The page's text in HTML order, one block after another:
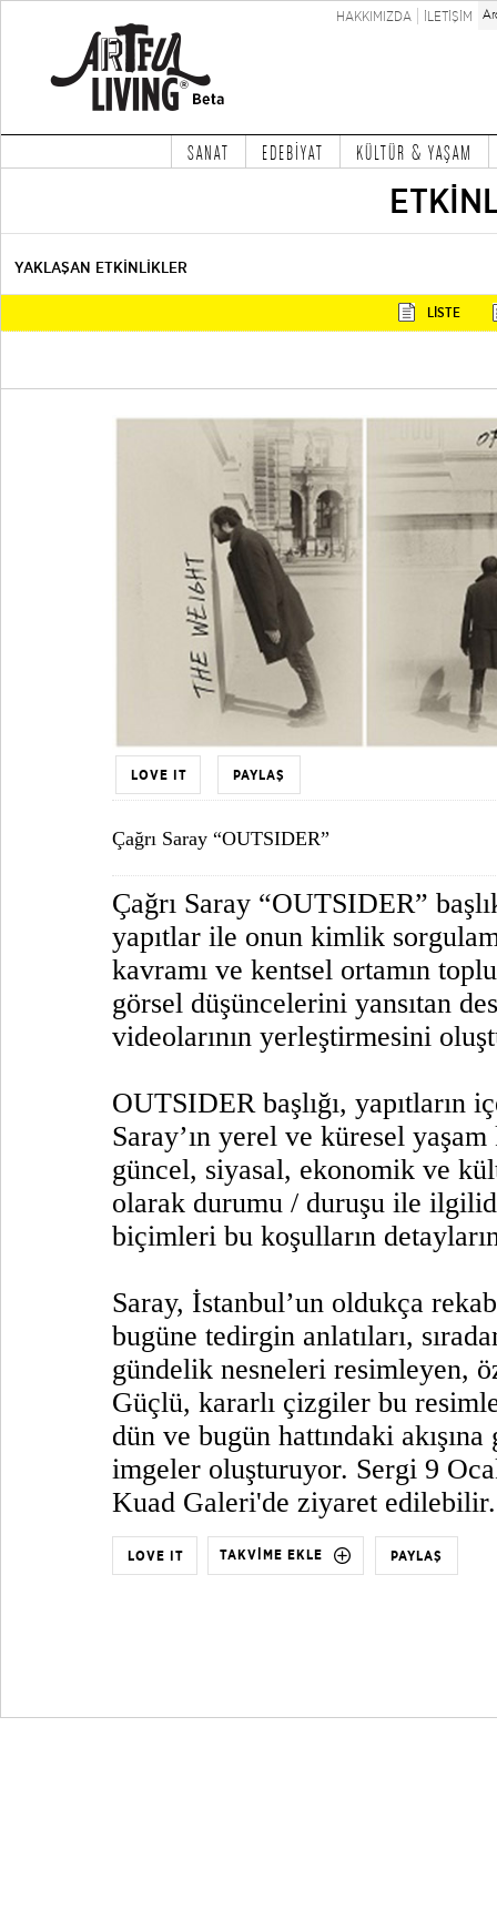
HAKKIMIZDA İLETİŞİM
SANAT EDEBİYAT KÜLTÜR & YAŞAM
YAKLAŞAN ETKİNLİKLER
LİSTE
LOVE IT PAYLAŞ
Çağrı Saray “OUTSIDER”
Çağrı Saray “OUTSIDER”
yapıtlar ile onun kimlik
kavramı ve kentsel ortamın
görsel düşüncelerini yansıtan
videolarının yerleştirmesini
OUTSIDER başlığı, yapıtların
Saray’ın yerel ve küresel yaşam
güncel, siyasal, ekonomik ve
olarak durumu / duruşu ile
biçimleri bu koşulların
Saray, İstanbul’un oldukça
bugüne tedirgin anlatıları,
gündelik nesneleri resimleyen,
Güçlü, kararlı çizgiler bu
dün ve bugün hattındaki
imgeler oluşturuyor. Sergi 9
Kuad Galeri'de ziyaret edilebilir.
LOVE IT TAKVİME EKLE PAYLAŞ